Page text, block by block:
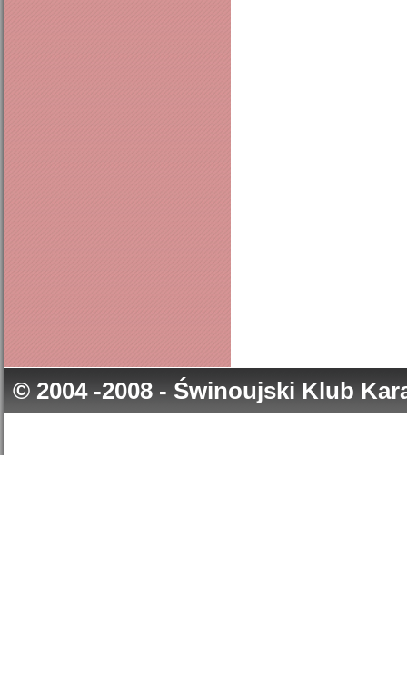
© 2004 -2008 - Świnoujski Klub